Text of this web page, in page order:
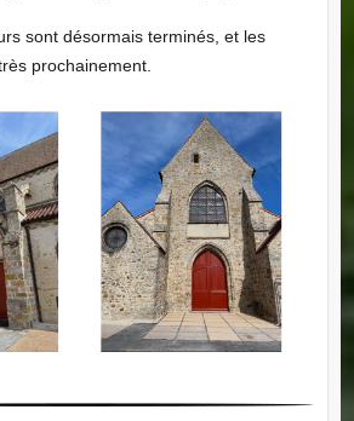
sont désormais terminés, et les
prochainement.